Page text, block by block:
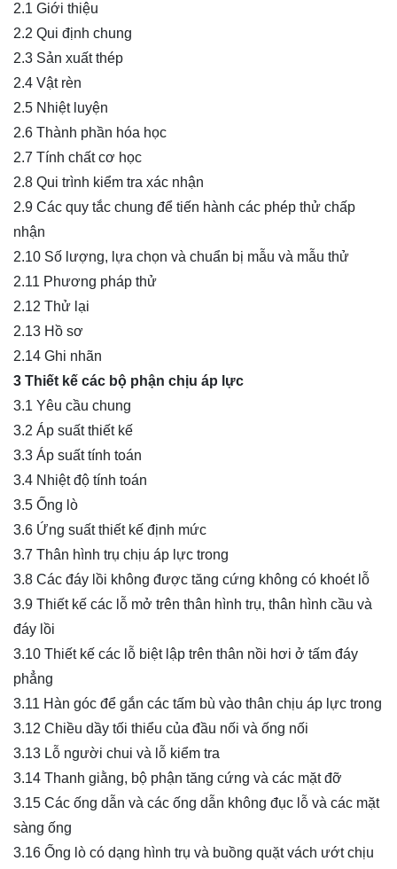
2.1 Giới thiệu
2.2 Qui định chung
2.3 Sản xuất thép
2.4 Vật rèn
2.5 Nhiệt luyện
2.6 Thành phần hóa học
2.7 Tính chất cơ học
2.8 Qui trình kiểm tra xác nhận
2.9 Các quy tắc chung để tiến hành các phép thử chấp
nhận
2.10 Số lượng, lựa chọn và chuẩn bị mẫu và mẫu thử
2.11 Phương pháp thử
2.12 Thử lại
2.13 Hồ sơ
2.14 Ghi nhãn
3 Thiết kế các bộ phận chịu áp lực
3.1 Yêu cầu chung
3.2 Áp suất thiết kế
3.3 Áp suất tính toán
3.4 Nhiệt độ tính toán
3.5 Ống lò
3.6 Ứng suất thiết kế định mức
3.7 Thân hình trụ chịu áp lực trong
3.8 Các đáy lồi không được tăng cứng không có khoét lỗ
3.9 Thiết kế các lỗ mở trên thân hình trụ, thân hình cầu và
đáy lồi
3.10 Thiết kế các lỗ biệt lập trên thân nồi hơi ở tấm đáy
phẳng
3.11 Hàn góc để gắn các tấm bù vào thân chịu áp lực trong
3.12 Chiều dầy tối thiểu của đầu nối và ống nối
3.13 Lỗ người chui và lỗ kiểm tra
3.14 Thanh giằng, bộ phận tăng cứng và các mặt đỡ
3.15 Các ống dẫn và các ống dẫn không đục lỗ và các mặt
sàng ống
3.16 Ống lò có dạng hình trụ và buồng quặt vách ướt chịu